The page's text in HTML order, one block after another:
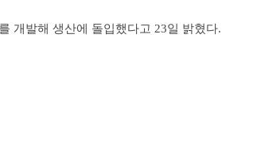
개발해 생산에 돌입했다고 23일 밝혔다.